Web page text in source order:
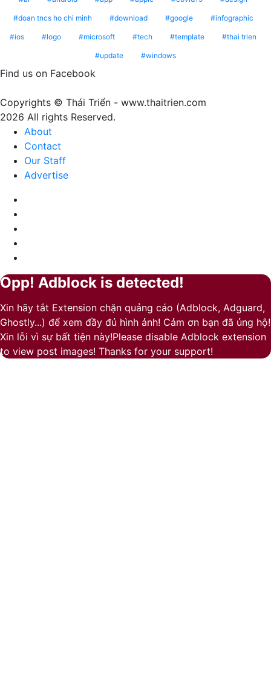
mang
1023
Fuzz
Màu
sự
nhã
nhặn
doan tncs ho chi minh download google infographic
ios logo microsoft tech template thai trien
update windows
Find us on Facebook
Copyrights © Thái Triển - www.thaitrien.com
2026 All rights Reserved.
About
Contact
Our Staff
Advertise
Facebook
Pinterest
Messenger
Messenger
Viber
Back
top
button
Close
Opp! Adblock is detected!
Xin hãy tắt Extension chặn quảng cáo (Adblock, Adguard,
Ghostly...) để xem đầy đủ hình ảnh! Cảm ơn bạn đã ủng hộ!
Xin lỗi vì sự bất tiện này!Please disable Adblock extension
to view post images! Thanks for your support!